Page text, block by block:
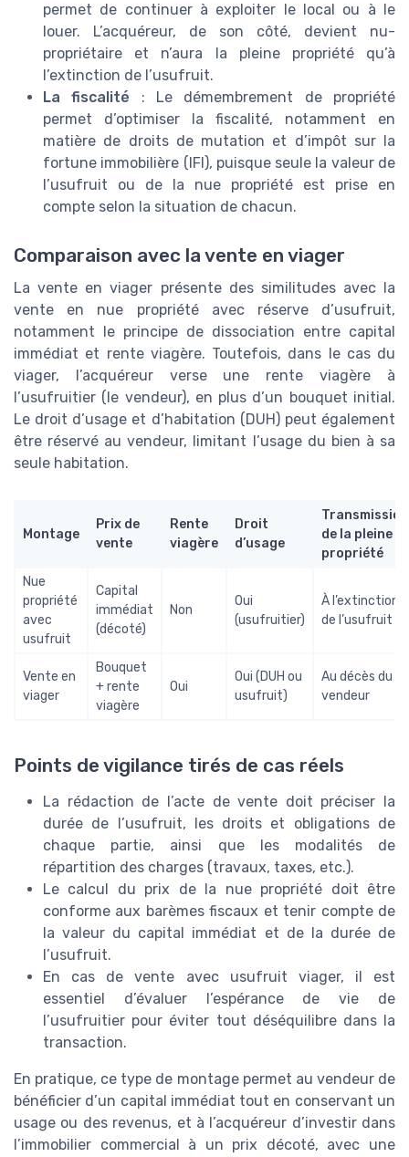
permet de continuer à exploiter le local ou à le
louer. L’acquéreur, de son côté, devient nu-
propriétaire et n’aura la pleine propriété qu’à
l’extinction de l’usufruit.
La fiscalité : Le démembrement de propriété
permet d’optimiser la fiscalité, notamment en
matière de droits de mutation et d’impôt sur la
fortune immobilière (IFI), puisque seule la valeur de
l’usufruit ou de la nue propriété est prise en
compte selon la situation de chacun.
Comparaison avec la vente en viager
La vente en viager présente des similitudes avec la
vente en nue propriété avec réserve d’usufruit,
notamment le principe de dissociation entre capital
immédiat et rente viagère. Toutefois, dans le cas du
viager, l’acquéreur verse une rente viagère à
l’usufruitier (le vendeur), en plus d’un bouquet initial.
Le droit d’usage et d’habitation (DUH) peut également
être réservé au vendeur, limitant l’usage du bien à sa
seule habitation.
Montage
Prix de
vente
Rente
viagère
Droit
d’usage
Transmission
de la pleine
propriété
Nue
propriété
avec
usufruit
Capital
immédiat
(décoté)
Non
Oui
(usufruitier)
À l’extinction
de l’usufruit
Vente en
viager
Bouquet
+ rente
viagère
Oui
Oui (DUH ou
usufruit)
Au décès du
vendeur
Points de vigilance tirés de cas réels
La rédaction de l’acte de vente doit préciser la
durée de l’usufruit, les droits et obligations de
chaque partie, ainsi que les modalités de
répartition des charges (travaux, taxes, etc.).
Le calcul du prix de la nue propriété doit être
conforme aux barèmes fiscaux et tenir compte de
la valeur du capital immédiat et de la durée de
l’usufruit.
En cas de vente avec usufruit viager, il est
essentiel d’évaluer l’espérance de vie de
l’usufruitier pour éviter tout déséquilibre dans la
transaction.
En pratique, ce type de montage permet au vendeur de
bénéficier d’un capital immédiat tout en conservant un
usage ou des revenus, et à l’acquéreur d’investir dans
l’immobilier commercial à un prix décoté, avec une